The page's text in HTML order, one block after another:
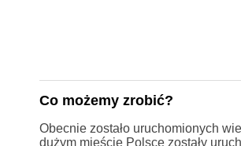
Co możemy zrobić?
Obecnie zostało uruchomionych
dużym mieście Polsce zostały